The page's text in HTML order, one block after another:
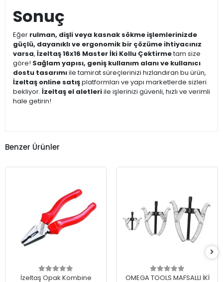
Sonuç
Eğer rulman, dişli veya kasnak sökme işlemlerinizde
güçlü, dayanıklı ve ergonomik bir çözüme ihtiyacınız
varsa, İzeltaş 16x16 Master İki Kollu Çektirmetam size
göre! Sağlam yapısı, geniş kullanım alanı ve kullanıcı
dostu tasarımıile tamirat süreçlerinizi hızlandıran bu ürün,
İzeltaş online satışplatformları ve yapı marketlerde sizleri
bekliyor. İzeltaş el aletleriile işlerinizi güvenli, hızlı ve verimli
hale getirin!
Benzer Ürünler
İzeltaş Opak Kombine
OMEGA TOOLS MAFSALLI İKİ